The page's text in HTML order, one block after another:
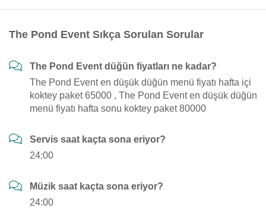
The Pond Event Sıkça Sorulan Sorular
The Pond Event düğün fiyatları ne kadar?
The Pond Event en düşük düğün menü fiyatı hafta içi
koktey paket 65000 , The Pond Event en düşük düğün
menü fiyatı hafta sonu koktey paket 80000
Servis saat kaçta sona eriyor?
24:00
Müzik saat kaçta sona eriyor?
24:00